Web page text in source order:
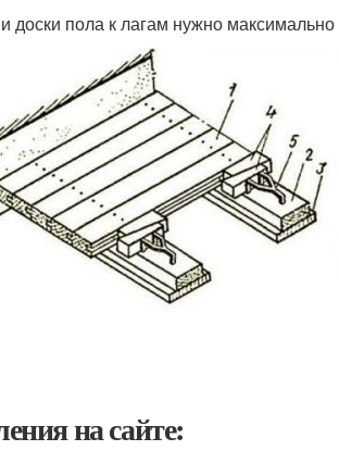
доски пола к лагам нужно
на сайте: